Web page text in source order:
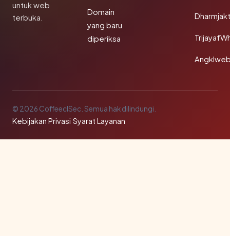
untuk web
terbuka.
Domain
yang baru
diperiksa
© 2026 CoffeeclSec. Semua hak dilindungi.
Kebijakan Privasi·Syarat Layanan